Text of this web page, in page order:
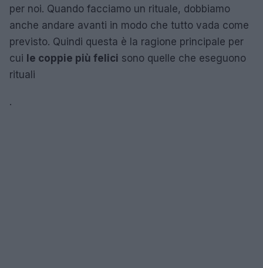
per noi. Quando facciamo un rituale, dobbiamo
anche andare avanti in modo che tutto vada come
previsto. Quindi questa è la ragione principale per
cui le coppie più felici sono quelle che eseguono
rituali
.